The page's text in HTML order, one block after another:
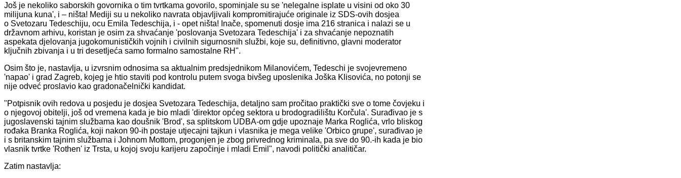
Još je nekoliko saborskih govornika o tim tvrtkama govorilo, spominjale su se 'nelegalne isplate u visini od oko 30
milijuna kuna', i – ništa! Mediji su u nekoliko navrata objavljivali kompromitirajuće originale iz SDS-ovih dosjea
o Svetozaru Tedeschiju, ocu Emila Tedeschija, i - opet ništa! Inače, spomenuti dosje ima 216 stranica i nalazi se u
državnom arhivu, koristan je osim za shvaćanje 'poslovanja Svetozara Tedeschija' i za shvaćanje nepoznatih
aspekata djelovanja jugokomunističkih vojnih i civilnih sigurnosnih službi, koje su, definitivno, glavni moderator
ključnih zbivanja i u tri desetljeća samo formalno samostalne RH".
Osim što je, nastavlja, u izvrsnim odnosima sa aktualnim predsjednikom Milanovićem, Tedeschi je svojevremeno
'napao' i grad Zagreb, kojeg je htio staviti pod kontrolu putem svoga bivšeg uposlenika Joška Klisovića, no potonji se
nije odveć proslavio kao gradonačelnički kandidat.
"Potpisnik ovih redova u posjedu je dosjea Svetozara Tedeschija, detaljno sam pročitao praktički sve o tome čovjeku i
o njegovoj obitelji, još od vremena kada je bio mladi 'direktor općeg sektora u brodogradilištu Korčula'. Surađivao je s
jugoslavenski tajnim službama kao doušnik 'Brod', sa splitskom UDBA-om gdje upoznaje Marka Roglića, vrlo bliskog
rođaka Branka Roglića, koji nakon 90-ih postaje utjecajni tajkun i vlasnika je mega velike 'Orbico grupe', surađivao je
i s britanskim tajnim službama i Johnom Mottom, progonjen je zbog privrednog kriminala, pa sve do 90.-ih kada je bio
vlasnik tvrtke 'Rothen' iz Trsta, u kojoj svoju karijeru započinje i mladi Emil", navodi politički analitičar.
Zatim nastavlja: